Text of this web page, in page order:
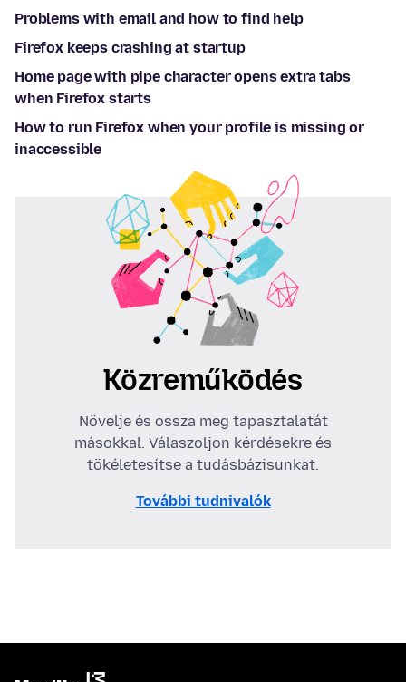
Problems with email and how to find help
Firefox keeps crashing at startup
Home page with pipe character opens extra tabs
when Firefox starts
How to run Firefox when your profile is missing or
inaccessible
Közreműködés
Növelje és ossza meg tapasztalatát
másokkal. Válaszoljon kérdésekre és
tökéletesítse a tudásbázisunkat.
További tudnivalók